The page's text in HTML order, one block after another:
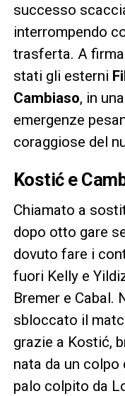
successo
interrompendo
trasferta. A
stati gli esterni
Cambiaso, in
emergenze
coraggiose del
Kostić e
Chiamato a
dopo otto gare
dovuto fare i
fuori Kelly e
Bremer e Cabal.
sbloccato il
grazie a Kostić,
nata da un colpo
palo colpito da